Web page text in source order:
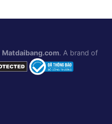
Matdaibang.com. A brand of